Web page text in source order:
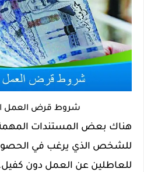
شروط قرض العمل
هناك بعض المستندات المهمة
للشخص الذي يرغب في
للعاطلين عن العمل دون